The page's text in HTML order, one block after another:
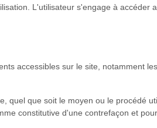
L'utilisateur s'engage à accéder
accessibles sur le site, notamment
quel que soit le moyen ou le procédé
constitutive d'une contrefaçon et